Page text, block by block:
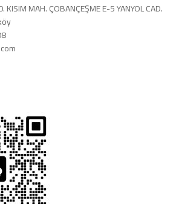
MAH. ÇOBANÇEŞME E-5 YANYOL CAD.